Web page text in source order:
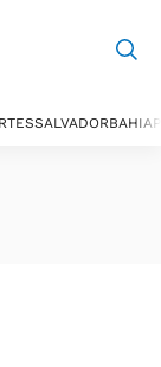
SALVADORBAHIA